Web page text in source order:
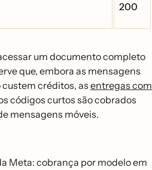
200
um documento completo
que, embora as mensagens
créditos, as entregas com
códigos curtos são cobrados
mensagens móveis.
Meta: cobrança por modelo em